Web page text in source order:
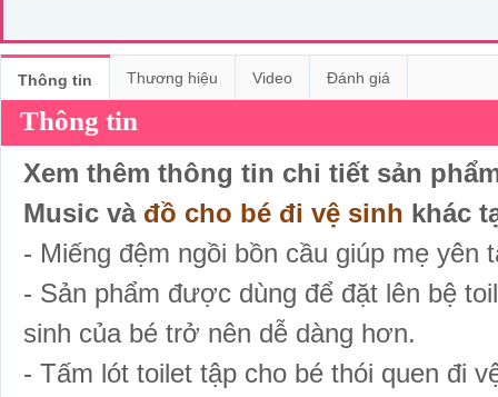
Thông tin Thương hiệu Video Đánh giá
Thông tin
Xem thêm thông tin chi tiết sản
Music và đồ cho bé đi vệ sinh khác
- Miếng đệm ngồi bồn cầu giúp mẹ yên
- Sản phẩm được dùng để đặt lên bệ
sinh của bé trở nên dễ dàng hơn.
- Tấm lót toilet tập cho bé thói quen đi